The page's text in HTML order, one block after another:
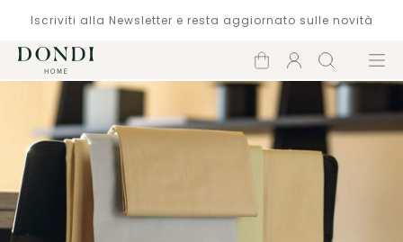
Iscriviti alla Newsletter e resta aggiornato sulle novità
Carrello
Account
Cerca Menù